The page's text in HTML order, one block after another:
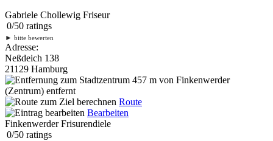
Gabriele Chollewig Friseur
0/50 ratings
► bitte bewerten
Adresse:
Neßdeich 138
21129 Hamburg
457 m von Finkenwerder
(Zentrum) entfernt
Route
Bearbeiten
Finkenwerder Frisurendiele
0/50 ratings